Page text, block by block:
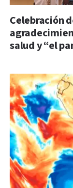
Celebración
salud y “el